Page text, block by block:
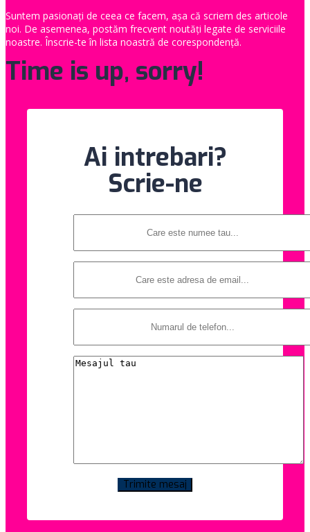
Suntem pasionaţi de ceea ce facem, aşa că scriem des articole
noi. De asemenea, postăm frecvent noutăţi legate de serviciile
noastre. Înscrie-te în lista noastră de corespondenţă.
Time is up, sorry!
Ai intrebari?
Scrie-ne
Trimite mesaj